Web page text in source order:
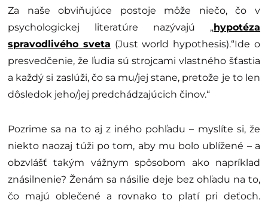
Za naše obviňujúce postoje môže niečo, čo v
psychologickej literatúre nazývajú „hypotéza
spravodlivého sveta (Just world hypothesis).“Ide o
presvedčenie, že ľudia sú strojcami vlastného šťastia
a každý si zaslúži, čo sa mu/jej stane, pretože je to len
dôsledok jeho/jej predchádzajúcich činov.“
Pozrime sa na to aj z iného pohľadu – myslíte si, že
niekto naozaj túži po tom, aby mu bolo ublížené – a
obzvlášť takým vážnym spôsobom ako napríklad
znásilnenie? Ženám sa násilie deje bez ohľadu na to,
čo majú oblečené a rovnako to platí pri deťoch.